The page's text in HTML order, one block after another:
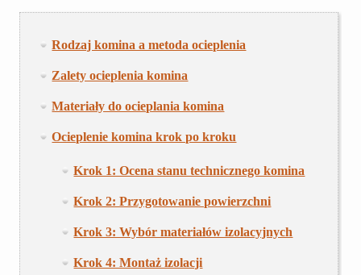
Rodzaj komina a metoda ocieplenia
Zalety ocieplenia komina
Materiały do ocieplania komina
Ocieplenie komina krok po kroku
Krok 1: Ocena stanu technicznego komina
Krok 2: Przygotowanie powierzchni
Krok 3: Wybór materiałów izolacyjnych
Krok 4: Montaż izolacji